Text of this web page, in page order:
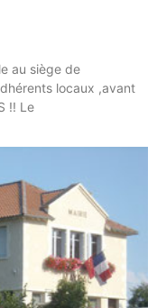
au siège de
locaux ,avant
!! Le